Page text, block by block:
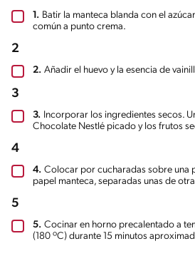
1. Batir la manteca blanda con el
común a punto crema.
2
2. Añadir el huevo y la esencia de
3
3. Incorporar los ingredientes secos.
Chocolate Nestlé picado y los frutos
4
4. Colocar por cucharadas sobre una
papel manteca, separadas unas de
5
5. Cocinar en horno precalentado a
(180 ºC) durante 15 minutos